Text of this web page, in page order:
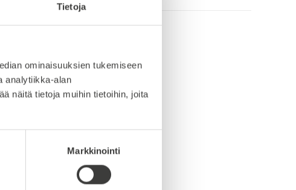
Tietoja
ominaisuuksien tukemiseen
analytiikka-alan
näitä tietoja muihin tietoihin, joita
Markkinointi
3D-tiedosto (Step-tiedosto)